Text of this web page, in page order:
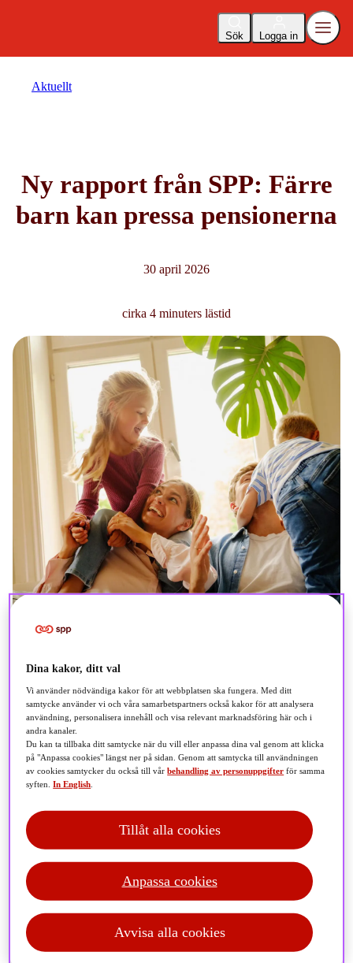
Sök Logga in
Aktuellt
Ny rapport från SPP: Färre
barn kan pressa pensionerna
30 april 2026
cirka 4 minuters lästid
Var är bebisarna? Det är en fråga som allt oftare ställs av
ekonomer och beslutsfattare. Födelsetalen sjunker och
demografin förändras. I ett negativt scenario kan en
medianlöntagare född år 2000 få upp till 11 000 kronor
lägre pension per månad. Det visar en ny rapport från
SPP.
Sverige och har just nu ett historiskt lågt barnafödande. SPPs nya
Dina kakor, ditt val
Vi använder nödvändiga kakor för att webbplatsen ska fungera. Med ditt
samtycke använder vi och våra samarbetspartners också kakor för att analysera
användning, personalisera innehåll och visa relevant marknadsföring här och i
andra kanaler.
Du kan ta tillbaka ditt samtycke när du vill eller anpassa dina val genom att klicka
på "Anpassa cookies" längst ner på sidan. Genom att samtycka till användningen
av cookies samtycker du också till vårbehandling av personuppgifter för samma
syften.In English
Anpassa cookies
Avvisa alla cookies
Tillåt alla cookies